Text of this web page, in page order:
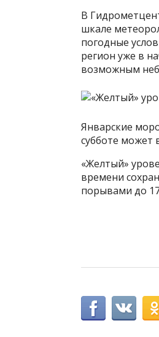
В
шкале
погодные
регион уже в
возможным
Январские
субботе может
«Желтый»
времени
порывами до